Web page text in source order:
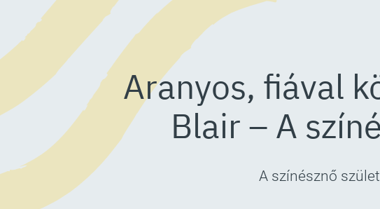
Aranyos, fiával
Blair – A
A színésznő